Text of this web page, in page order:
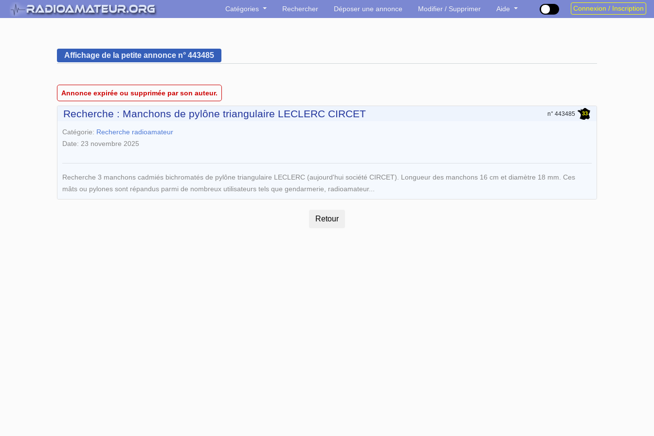
Catégories Rechercher Déposer une annonce Modifier / Supprimer Aide Connexion / Inscription
Affichage de la petite annonce n° 443485
Annonce expirée ou supprimée par son auteur.
Recherche : Manchons de pylône triangulaire LECLERC CIRCET n° 443485 33
Catégorie: Recherche radioamateur
Date: 23 novembre 2025
Recherche 3 manchons cadmiés bichromatés de pylône triangulaire LECLERC (aujourd'hui société CIRCET). Longueur des manchons 16 cm et diamètre 18 mm. Ces
mâts ou pylones sont répandus parmi de nombreux utilisateurs tels que gendarmerie, radioamateur...